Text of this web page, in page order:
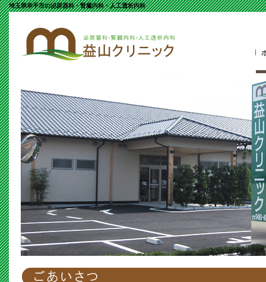
埼玉県幸手市の泌尿器科・腎臓内科・人工透析内科